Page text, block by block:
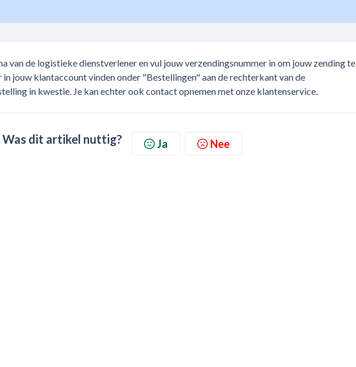
van de logistieke dienstverlener en vul jouw verzendingsnummer in om jouw zending te
in jouw klantaccount vinden onder "Bestellingen" aan de rechterkant van de
in kwestie. Je kan echter ook contact opnemen met onze klantenservice.
Was dit artikel nuttig? Ja Nee